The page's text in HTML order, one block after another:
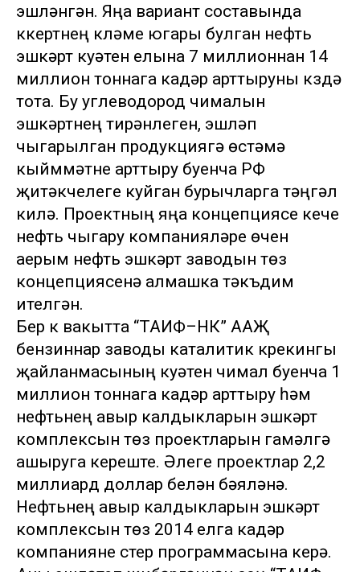
эшләнгән. Яңа вариант составында
күкертнең күләме югары булган нефть
эшкәртү куәтен елына 7 миллионнан 14
миллион тоннага кадәр арттыруны күздә
тота. Бу углеводород чималын
эшкәртүнең тирәнлеген, эшләп
чыгарылган продукциягә өстәмә
кыйммәтне арттыру буенча РФ
җитәкчелеге куйган бурычларга тәңгәл
килә. Проектның яңа концепциясе кече
нефть чыгару компанияләре өчен
аерым нефть эшкәртү заводын төзү
концепциясенә алмашка тәкъдим
ителгән.
Бер үк вакытта “ТАИФ–НК” ААҖ
бензиннар заводы каталитик крекингы
җайланмасының куәтен чимал буенча 1
миллион тоннага кадәр арттыру һәм
нефтьнең авыр калдыкларын эшкәртү
комплексын төзү проектларын гамәлгә
ашыруга кереште. Әлеге проектлар 2,2
миллиард доллар белән бәяләнә.
Нефтьнең авыр калдыкларын эшкәртү
комплексын төзү 2014 елга кадәр
компанияне үстерү программасына керә.